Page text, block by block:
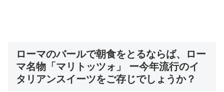
ローマのバールで朝食をとるならば、ロー
マ名物「マリトッツォ」 ー今年流行のイ
タリアンスイーツをご存じでしょうか？